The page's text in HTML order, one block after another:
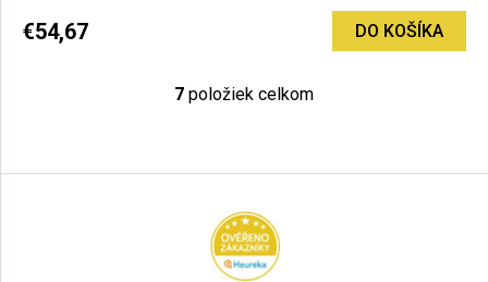
€54,67 DO KOŠÍKA
O
a
c
i
e
7 položiek celkom
á